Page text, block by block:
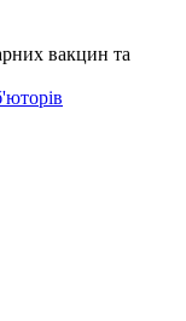
вакцин та